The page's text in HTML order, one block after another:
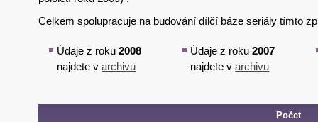
Celkem spolupracuje na budování dílčí báze seriály tímto
Údaje z roku2008
najdete varchivu
Údaje z roku2007
najdete varchivu
Počet